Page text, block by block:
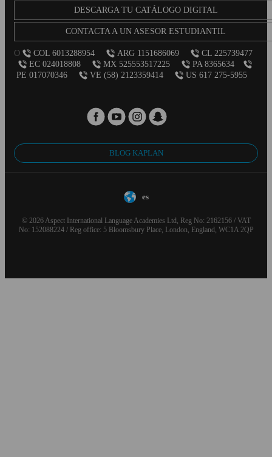
DESCARGA TU CATÁLOGO DIGITAL
CONTACTA A UN ASESOR ESTUDIANTIL
O COL 6013288954 ARG 1151686069
CL 225739477
EC 024018808
MX 525553517225
PA 8365634
PE 017070346
VE (58) 2123359414 US 617 275-5955
BLOG KAPLAN
es
© 2026 Aspect International Language Academies Ltd, Reg No: 2162156 / VAT
No: 152088224 / Reg office: 5 Bloomsbury Place, London, England, WC1A 2QP